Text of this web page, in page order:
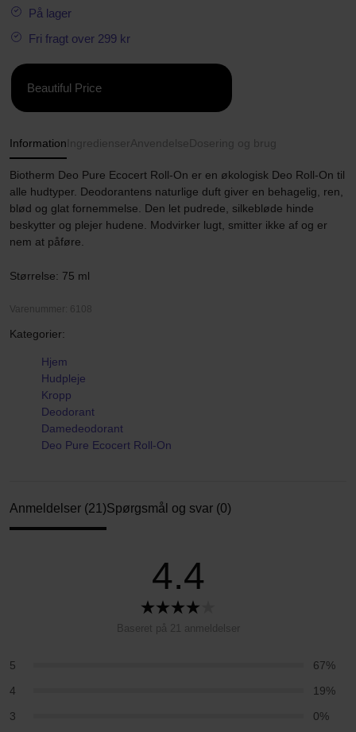
På lager
Fri fragt over 299 kr
Beautiful Price
Information Ingredienser AnvendelseDosering og brug
Biotherm Deo Pure Ecocert Roll-On er en økologisk Deo Roll-On til
alle hudtyper. Deodorantens naturlige duft giver en behagelig, ren,
blød og glat fornemmelse. Den let pudrede, silkebløde hinde
beskytter og plejer hudene. Modvirker lugt, smitter ikke af og er
nem at påføre.
Størrelse: 75 ml
Varenummer: 6108
Kategorier:
Hjem
Hudpleje
Kropp
Deodorant
Damedeodorant
Deo Pure Ecocert Roll-On
Anmeldelser (21)Spørgsmål og svar (0)
4.4
Baseret på 21 anmeldelser
5
67%
4
19%
3
0%